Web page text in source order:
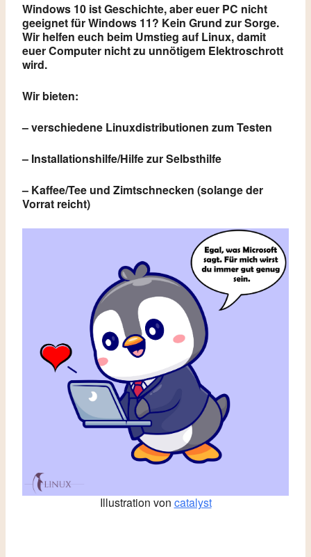
Windows 10 ist Geschichte, aber euer PC nicht
geeignet für Windows 11? Kein Grund zur Sorge.
Wir helfen euch beim Umstieg auf Linux, damit
euer Computer nicht zu unnötigem Elektroschrott
wird.
Wir bieten:
– verschiedene Linuxdistributionen zum Testen
– Installationshilfe/Hilfe zur Selbsthilfe
– Kaffee/Tee und Zimtschnecken (solange der
Vorrat reicht)
Illustration von catalyst